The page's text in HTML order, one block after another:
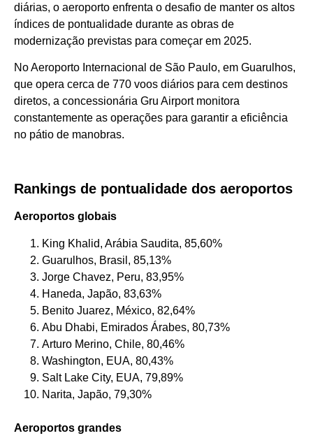
diárias, o aeroporto enfrenta o desafio de manter os altos
índices de pontualidade durante as obras de
modernização previstas para começar em 2025.
No Aeroporto Internacional de São Paulo, em Guarulhos,
que opera cerca de 770 voos diários para cem destinos
diretos, a concessionária Gru Airport monitora
constantemente as operações para garantir a eficiência
no pátio de manobras.
Rankings de pontualidade dos aeroportos
Aeroportos globais
King Khalid, Arábia Saudita, 85,60%
Guarulhos, Brasil, 85,13%
Jorge Chavez, Peru, 83,95%
Haneda, Japão, 83,63%
Benito Juarez, México, 82,64%
Abu Dhabi, Emirados Árabes, 80,73%
Arturo Merino, Chile, 80,46%
Washington, EUA, 80,43%
Salt Lake City, EUA, 79,89%
Narita, Japão, 79,30%
Aeroportos grandes